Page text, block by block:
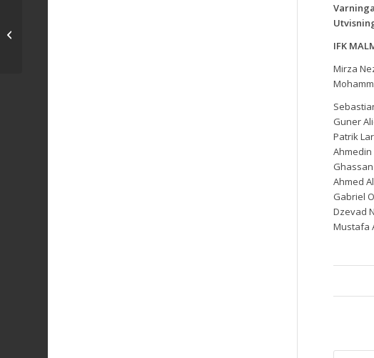
IFK
Mirza
Guner
Patrik
Ahmedin
Ahmed
Gabriel
Dzevad
Mustafa